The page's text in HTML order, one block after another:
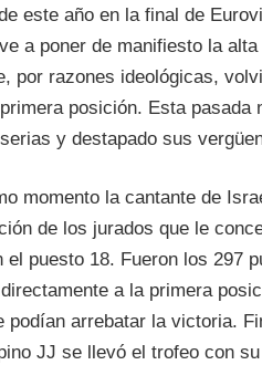
este año en la final de
a poner de manifiesto la
por razones ideológicas,
posición. Esta pasada
y destapado sus
momento la cantante de
de los jurados que le
el puesto 18. Fueron los 297
a la primera
podían arrebatar la victoria.
JJ se llevó el trofeo con